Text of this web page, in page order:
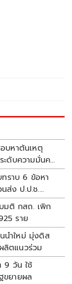
บหาต้นเหตุ
ะดับความมั่นคง
ราบ 6 ข้อหา
ส่ง ป.ป.ช.
มติ กสถ. เพิก
ราย
นำใหม่ มุ่งดิส
ลิตแนวร่วม
9 วัน ใช้
ขยายผล